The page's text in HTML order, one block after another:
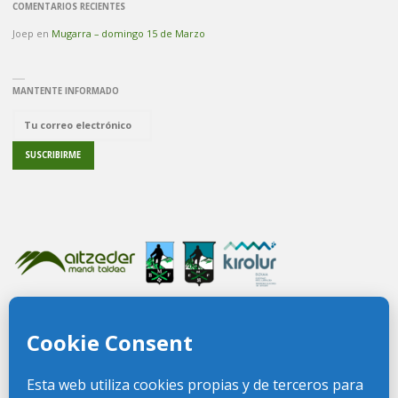
COMENTARIOS RECIENTES
Joep en Mugarra – domingo 15 de Marzo
MANTENTE INFORMADO
FEDERACIÓN VIZCAÍNA DE MONTAÑA